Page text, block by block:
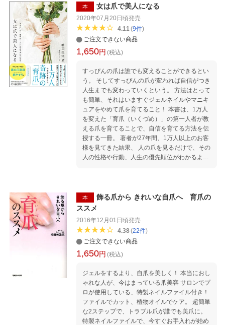
本 女は爪で美人になる
2020年07月20日頃発売
4.11(9件)
ご注文できない商品
1,650円 (税込)
すっぴんの爪は誰でも変えることができるとい
う。 そしてすっぴんの爪が変われば自信がつき
人生までも変わっていくという。 方法はとって
も簡単、それはいますぐジェルネイルやマニキ
ュアをやめて爪を育てること！ 本書は、1万人
を変えた「育爪（いくづめ）」の第一人者が教
える爪を育てることで、自信を育てる方法を伝
授する一冊。 著者が27年間、1万人以上のお客
様を見てきた結果、 人の爪を見るだけで、その
人の性格や行動、人生の優先順位がわかるよう
ストレスを感じている」など。 ネガティブな感
情は爪の形や状態に表れるという。 ところが、
変わると、 ネガティブな意識が変わり、人生も
変わっていくことを目の当たりにしてきた。 そ
れは数々の体験者が証明済み。 爪は1日の中で
一番多く目に入る体の部分。 だから無意識のう
いる。 その自分の分身である爪を育てることが
できると、なぜか人生も思い通りにいくように
なるという。 本書は爪にコンプレックスを持っ
ている人も、 もっと爪を美しくしたいと思って
いる人も、 最近増加しているジェルネイルによ
って爪を痛めてしまった人も、 誰もが美しい爪
本
飾る爪から きれいな自爪へ 育爪の
ススメ
2016年12月01日頃発売
4.38(22件)
ご注文できない商品
1,650円 (税込)
ジェルをするより、自爪を美しく！ 本当におし
ゃれな人が、今はまっている爪美容 サロンでプ
ロが使用している、特製ネイルファイル付き！
ファイルでカット、植物オイルでケア。 超簡単
な2ステップで、トラブル爪が誰でも美爪に。
特製ネイルファイルで、今すぐお手入れが始め